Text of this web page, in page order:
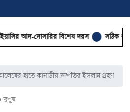
দোসারির বিশেষ দরস সঠিক ধর্মীয়
হাতে কানাডীয় দম্পতির ইসলাম গ্রহণ
দুপুর